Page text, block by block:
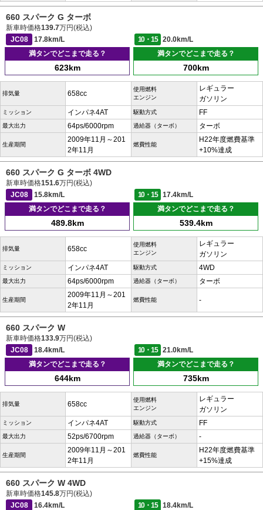
660 スパーク G ターボ
新車時価格139.7万円(税込)
JC08
17.8km/L 10・15
20.0km/L
満タンでどこまで走る？
623km
満タンでどこまで走る？
700km
排気量 658cc
使用燃料
エンジン
レギュラー
ガソリン
ミッション インパネ4AT 駆動方式 FF
最大出力 64ps/6000rpm 過給器（ターボ） ターボ
生産期間
2009年11月～201
2年11月
燃費性能
H22年度燃費基準
+10%達成
660 スパーク G ターボ 4WD
新車時価格151.6万円(税込)
JC08
15.8km/L 10・15
17.4km/L
満タンでどこまで走る？
489.8km
満タンでどこまで走る？
539.4km
排気量 658cc
使用燃料
エンジン
レギュラー
ガソリン
ミッション インパネ4AT 駆動方式 4WD
最大出力 64ps/6000rpm 過給器（ターボ） ターボ
生産期間
2009年11月～201
2年11月
燃費性能 -
660 スパーク W
新車時価格133.9万円(税込)
JC08
18.4km/L 10・15
21.0km/L
満タンでどこまで走る？
644km
満タンでどこまで走る？
735km
排気量 658cc
使用燃料
エンジン
レギュラー
ガソリン
ミッション インパネ4AT 駆動方式 FF
最大出力 52ps/6700rpm 過給器（ターボ） -
生産期間
2009年11月～201
2年11月
燃費性能
H22年度燃費基準
+15%達成
660 スパーク W 4WD
新車時価格145.8万円(税込)
JC08
16.4km/L 10・15 18.4km/L